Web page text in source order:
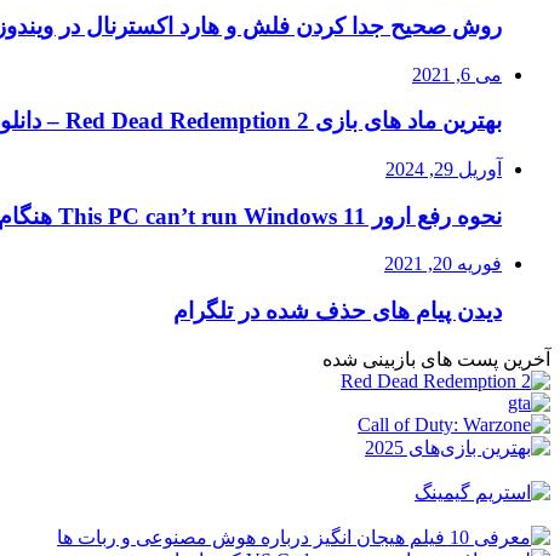
روش صحیح جدا کردن فلش و هارد اکسترنال در ویندوز
می 6, 2021
بهترین ماد های بازی Red Dead Redemption 2 – دانلود ماد RDR2
آوریل 29, 2024
نحوه رفع ارور This PC can’t run Windows 11 هنگام نصب ویندوز ۱۱
فوریه 20, 2021
دیدن پیام های حذف شده در تلگرام
آخرین پست های بازبینی شده